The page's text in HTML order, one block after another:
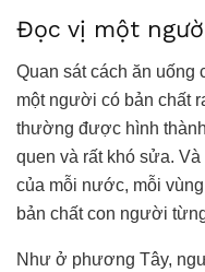
Đọc vị một
Quan sát cách ăn
một người có bản chất
thường được hình
quen và rất khó sửa.
của mỗi nước, mỗi
bản chất con người
Như ở phương Tây,